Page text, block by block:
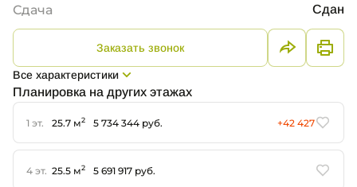
Сдача Сдан
Заказать звонок
Все характеристики
Планировка на других этажах
1 эт. 25.7 м2 5 734 344 руб. +42 427
4 эт. 25.5 м2 5 691 917 руб.